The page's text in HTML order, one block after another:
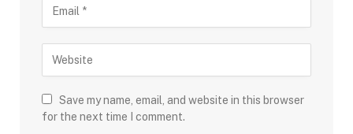
Save my name, email, and website in this browser
for the next time I comment.